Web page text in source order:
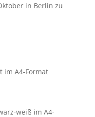
in Berlin zu
im A4-Format
weiß im A4-